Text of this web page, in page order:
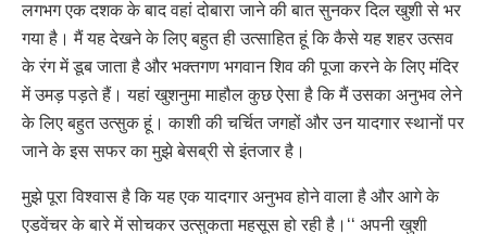
लगभग एक दशक के बाद वहां दोबारा जाने की बात सुनकर दिल खुशी से भर
गया है। मैं यह देखने के लिए बहुत ही उत्साहित हूं कि कैसे यह शहर उत्सव
के रंग में डूब जाता है और भक्तगण भगवान शिव की पूजा करने के लिए मंदिर
में उमड़ पड़ते हैं। यहां खुशनुमा माहौल कुछ ऐसा है कि मैं उसका अनुभव लेने
के लिए बहुत उत्सुक हूं। काशी की चर्चित जगहों और उन यादगार स्थानों पर
जाने के इस सफर का मुझे बेसब्री से इंतजार है।
मुझे पूरा विश्वास है कि यह एक यादगार अनुभव होने वाला है और आगे के
एडवेंचर के बारे में सोचकर उत्सुकता महसूस हो रही है।‘‘ अपनी खुशी